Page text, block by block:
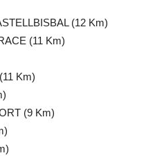
(12 Km)
(11 Km)
Km)
(9 Km)